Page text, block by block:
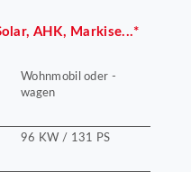
AHK, Markise...*
Wohnmobil oder -
wagen
96 KW / 131 PS